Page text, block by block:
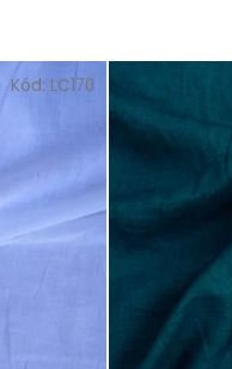
Kód:LC170